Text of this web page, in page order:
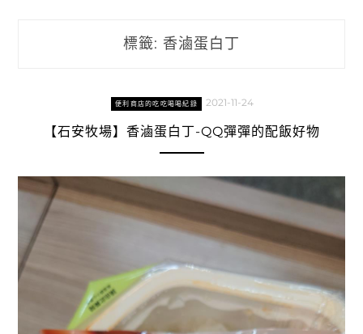
標籤: 香滷蛋白丁
便利商店的吃吃喝喝紀錄 2021-11-24
【石安牧場】香滷蛋白丁-QQ彈彈的配飯好物